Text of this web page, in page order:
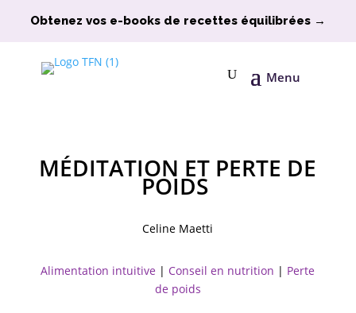
Obtenez vos e-books de recettes équilibrées →
Menu
MÉDITATION ET PERTE DE
POIDS
Celine Maetti
Alimentation intuitive | Conseil en nutrition | Perte
de poids